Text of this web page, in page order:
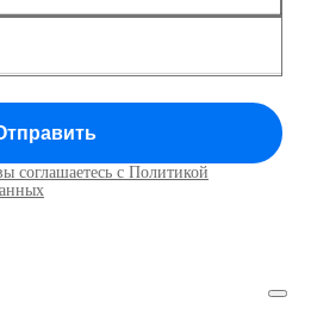
MES1428
доступа MES1428
соглашаетесь с Политикой